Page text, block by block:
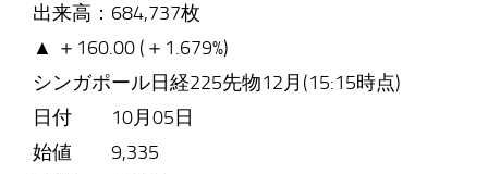
出来高：684,737枚
▲ ＋160.00 (＋1.679%)
シンガポール日経225先物12月(15:15時点)
日付 10月05日
始値 9,335